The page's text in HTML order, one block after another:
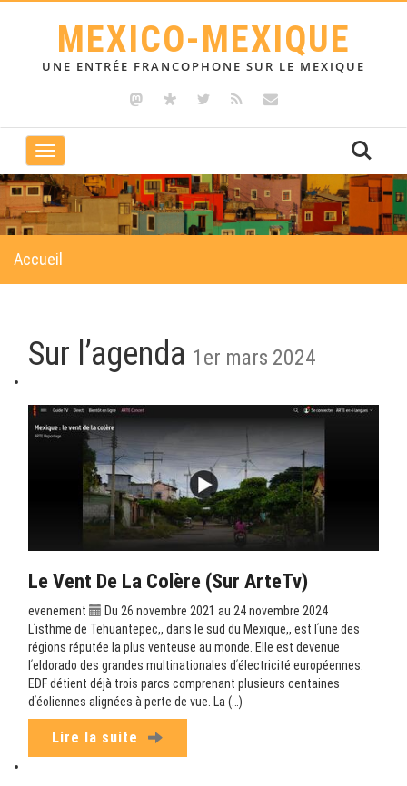
MEXICO-MEXIQUE
UNE ENTRÉE FRANCOPHONE SUR LE MEXIQUE
Toggle
navigation
Accueil
Sur l’agenda 1er mars 2024
Le Vent De La Colère (sur ArteTv)
evenement
Du 26 novembre 2021 au 24 novembre 2024
Lʹisthme de Tehuantepec,, dans le sud du Mexique,, est lʹune des
régions réputée la plus venteuse au monde. Elle est devenue
lʹeldorado des grandes multinationales dʹélectricité européennes.
EDF détient déjà trois parcs comprenant plusieurs centaines
dʹéoliennes alignées à perte de vue. La (…)
Lire la suite